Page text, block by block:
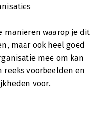
manieren waarop je dit
maar ook heel goed
mee om kan
reeks voorbeelden en
voor.